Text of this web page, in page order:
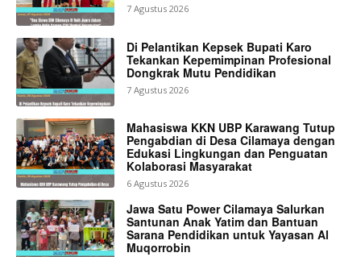
7 Agustus 2026
Di Pelantikan Kepsek Bupati Karo
Tekankan Kepemimpinan Profesional
Dongkrak Mutu Pendidikan
7 Agustus 2026
Mahasiswa KKN UBP Karawang Tutup
Pengabdian di Desa Cilamaya dengan
Edukasi Lingkungan dan Penguatan
Kolaborasi Masyarakat
6 Agustus 2026
Jawa Satu Power Cilamaya Salurkan
Santunan Anak Yatim dan Bantuan
Sarana Pendidikan untuk Yayasan Al
Muqorrobin